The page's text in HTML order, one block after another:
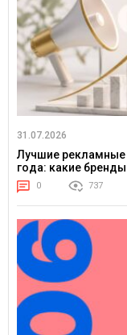
31.07.2026
Лучшие рекламные
года: какие
0 737